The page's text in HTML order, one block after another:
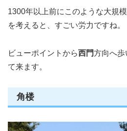
1300年以上前にこのような大規
を考えると、すごい労力ですね。
ビューポイントから西門方向へ歩
て来ます。
角楼